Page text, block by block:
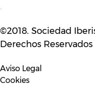
©2018. Sociedad
Derechos Reservados
Aviso Legal
Cookies